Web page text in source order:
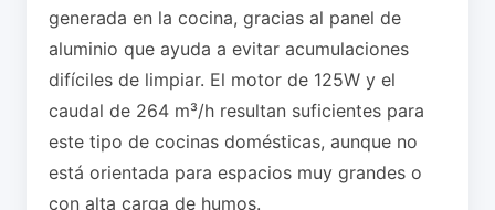
generada en la cocina, gracias al panel de
aluminio que ayuda a evitar acumulaciones
difíciles de limpiar. El motor de 125W y el
caudal de 264 m³/h resultan suficientes para
este tipo de cocinas domésticas, aunque no
está orientada para espacios muy grandes o
con alta carga de humos.